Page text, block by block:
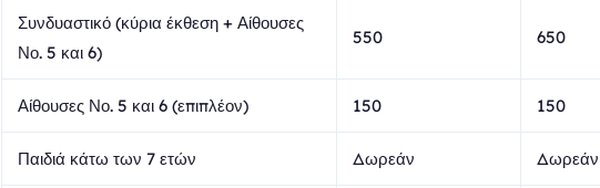
Συνδυαστικό (κύρια έκθεση + Αίθουσες
Νο. 5 και 6)
550 650
Αίθουσες Νο. 5 και 6 (επιπλέον) 150 150
Παιδιά κάτω των 7 ετών Δωρεάν Δωρεάν